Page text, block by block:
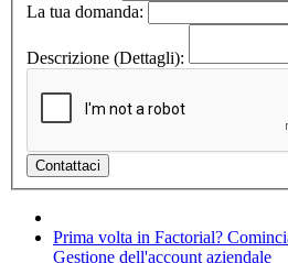
La tua domanda:
Descrizione (Dettagli):
Prima volta in Factorial?
Gestione dell'account aziendale